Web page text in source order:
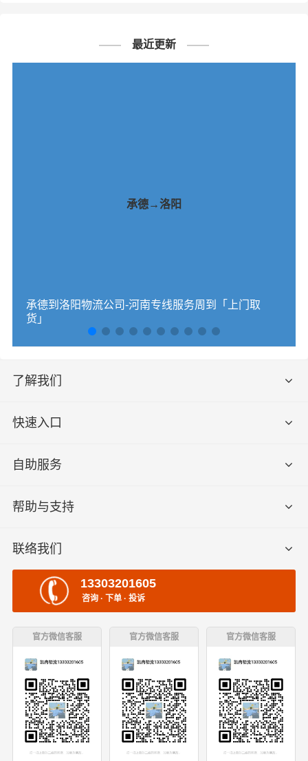
最近更新
承德→洛阳
承德到洛阳物流公司-河南专线服务周到「上门取
货」
了解我们
快速入口
自助服务
帮助与支持
联络我们
13303201605
咨询 · 下单 · 投诉
官方微信客服 官方微信客服 官方微信客服